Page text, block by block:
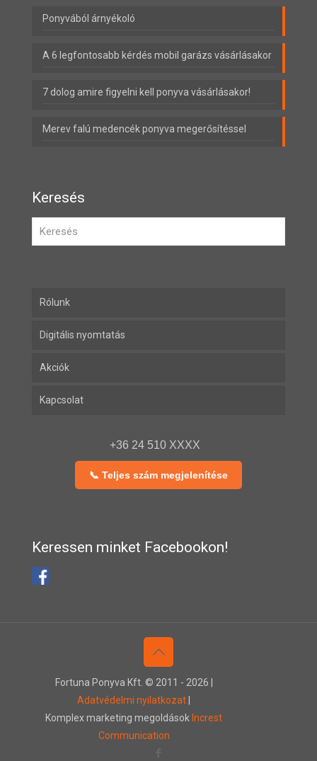
Ponyvából árnyékoló
A 6 legfontosabb kérdés mobil garázs vásárlásakor
7 dolog amire figyelni kell ponyva vásárlásakor!
Merev falú medencék ponyva megerősítéssel
Keresés
Rólunk
Digitális nyomtatás
Akciók
Kapcsolat
+36 24 510 XXXX
📞 Teljes szám megjelenítése
Keressen minket Facebookon!
Fortuna Ponyva Kft. © 2011 - 2026 |
Adatvédelmi nyilatkozat
Komplex marketing megoldások Increst
Communication